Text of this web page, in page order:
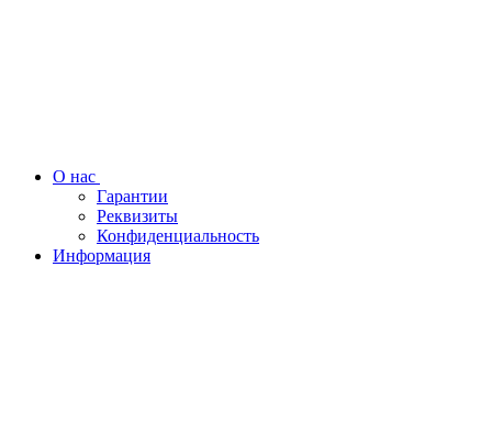
О нас
Гарантии
Реквизиты
Конфиденциальность
Информация